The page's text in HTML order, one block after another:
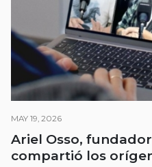
MAY 19, 2026
Ariel Osso,
compartió los